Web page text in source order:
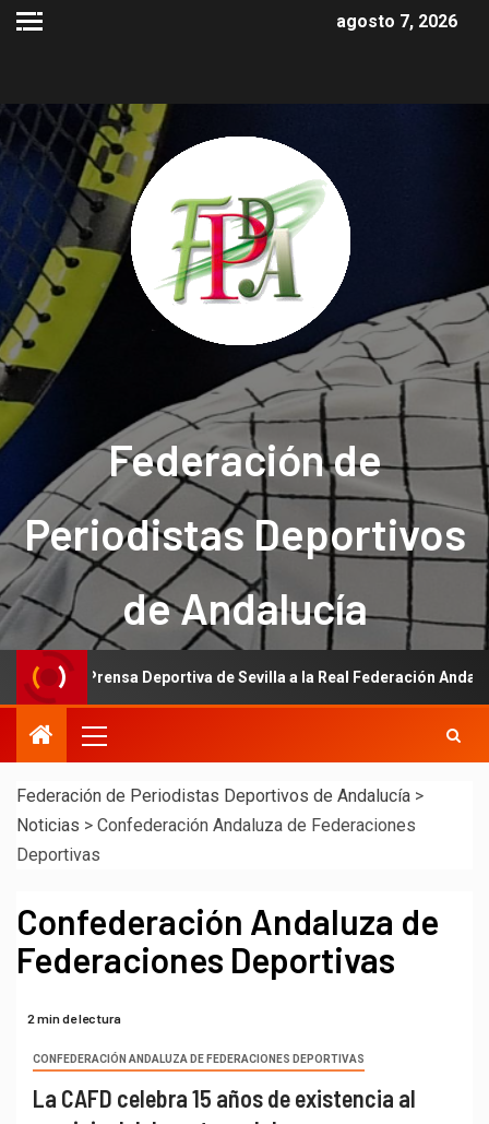
agosto 7, 2026
Federación de
Periodistas Deportivos
de Andalucía
la Prensa Deportiva de Sevilla a la Real Federación Andaluza de
Federación de Periodistas Deportivos de Andalucía >
Noticias > Confederación Andaluza de Federaciones
Deportivas
Confederación Andaluza de
Federaciones Deportivas
2 min de lectura
CONFEDERACIÓN ANDALUZA DE FEDERACIONES DEPORTIVAS
La CAFD celebra 15 años de existencia al